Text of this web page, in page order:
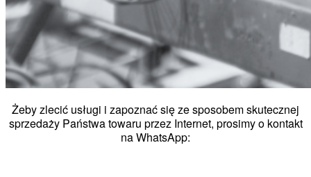
Żeby zlecić usługi i zapoznać się ze sposobem skutecznej
sprzedaży Państwa towaru przez Internet, prosimy o kontakt
na WhatsApp: